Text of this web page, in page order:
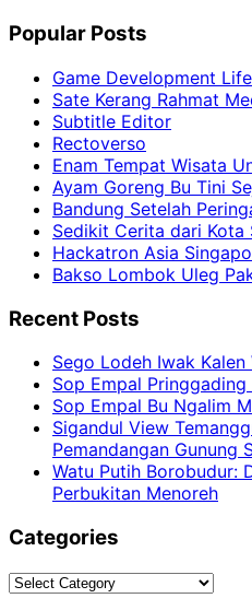
Popular Posts
Game Development
Sate Kerang Rahmat
Subtitle Editor
Rectoverso
Enam Tempat Wisata
Ayam Goreng Bu Tini
Bandung Setelah
Sedikit Cerita dari Kota
Hackatron Asia
Bakso Lombok Uleg
Recent Posts
Sego Lodeh Iwak
Sop Empal Pringgading
Sop Empal Bu Ngalim
Sigandul View
Pemandangan Gunung
Watu Putih Borobudur:
Perbukitan Menoreh
Categories
Categories